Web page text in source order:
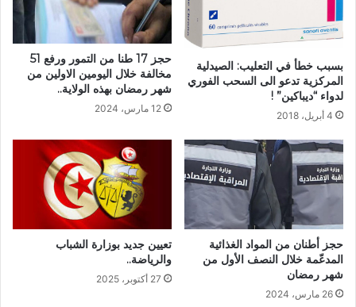
بسبب خطأ في التعليب: الصيدلية
المركزية تدعو الى السحب الفوري
لدواء “ديباكين” !
4 أبريل، 2018
حجز 17 طنا من التمور ورفع 51
مخالفة خلال اليومين الاولين من
شهر رمضان بهذه الولاية..
12 مارس، 2024
حجز أطنان من المواد الغذائية
المدعّمة خلال النصف الأول من
شهر رمضان
26 مارس، 2024
تعيين جديد بوزارة الشباب
والرياضة..
27 أكتوبر، 2025